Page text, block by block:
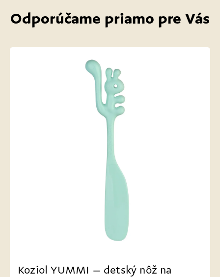
Odporúčame priamo pre Vás
Koziol YUMMI – detský nôž na